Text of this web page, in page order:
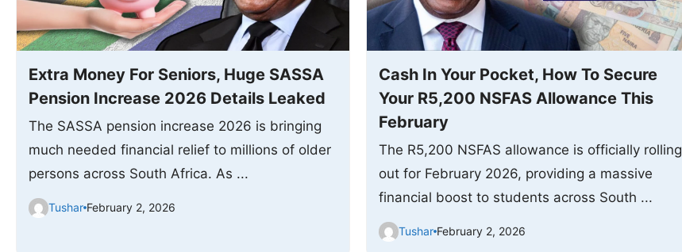
Extra Money For Seniors, Huge SASSA
Pension Increase 2026 Details Leaked
The SASSA pension increase 2026 is bringing
much needed financial relief to millions of older
persons across South Africa. As ...
Tushar February 2, 2026
Cash In Your Pocket, How To Secure
Your R5,200 NSFAS Allowance This
February
The R5,200 NSFAS allowance is officially rolling
out for February 2026, providing a massive
financial boost to students across South ...
Tushar February 2, 2026